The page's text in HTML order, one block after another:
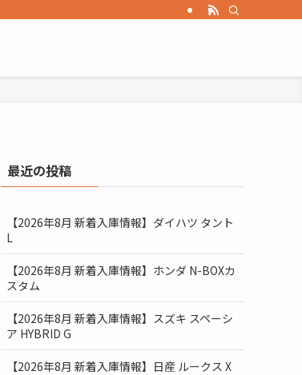
最近の投稿
【2026年8月 新着入庫情報】ダイハツ タント
L
【2026年8月 新着入庫情報】ホンダ N-BOXカ
スタム
【2026年8月 新着入庫情報】スズキ スペーシ
ア HYBRID G
【2026年8月 新着入庫情報】日産 ルークス X